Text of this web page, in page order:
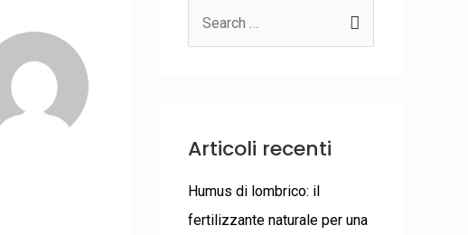
a
Articoli recenti
Humus di lombrico: il
fertilizzante naturale per una